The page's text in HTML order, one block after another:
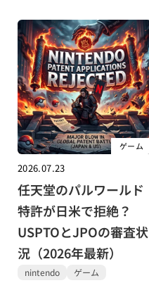
ゲーム
2026.07.23
任天堂のパルワールド
特許が日米で拒絶？
USPTOとJPOの審査状
況（2026年最新）
nintendo ゲーム